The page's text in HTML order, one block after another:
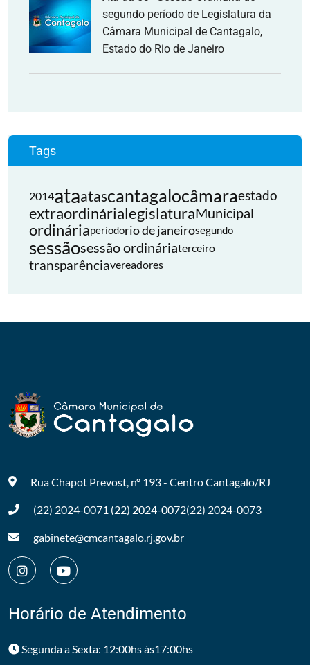
segundo período de Legislatura da
Câmara Municipal de Cantagalo,
Estado do Rio de Janeiro
Tags
2014ataatascantagalocâmaraestado
extraordinárialegislaturaMunicipal
ordináriaperíodorio de janeirosegundo
sessãosessão ordináriaterceiro
transparênciavereadores
Rua Chapot Prevost, nº 193 - CentroCantagalo/RJ
(22) 2024-0071 (22) 2024-0072(22) 2024-0073
gabinete@cmcantagalo.rj.gov.br
Horário de Atendimento
Segunda a Sexta: 12:00hs às17:00hs